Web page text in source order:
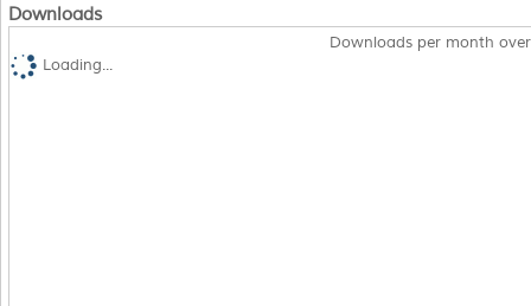
Downloads
Downloads per month
Loading...